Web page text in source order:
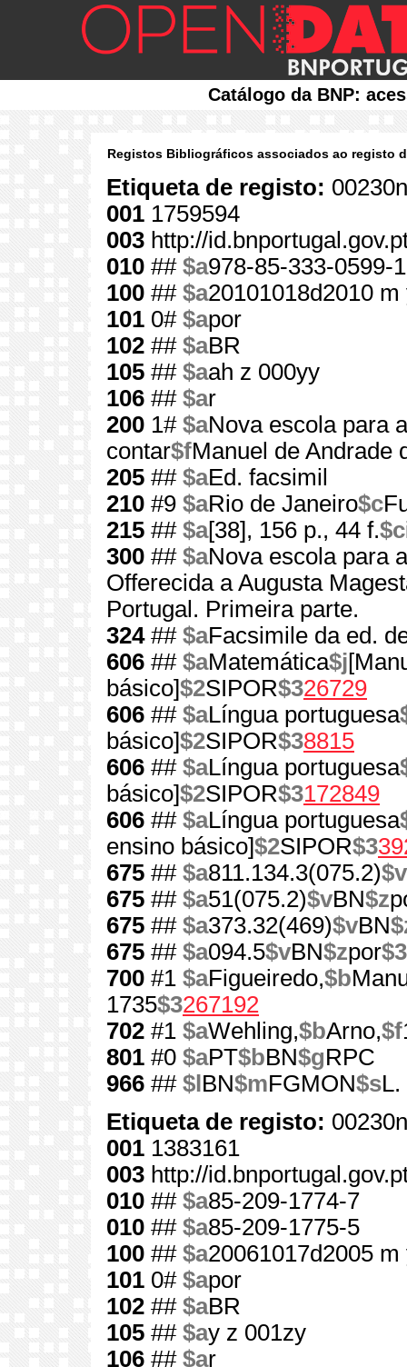
Catálogo da BNP:
Registos Bibliográficos associados ao registo
Etiqueta de registo:
001 1759594
003 http://
010 ## $a978-85-333-0599-1
100 ## $a20101018d2010
101 0# $apor
102 ## $aBR
105 ## $aah z 000yy
106 ## $ar
200 1# $aNova escola para
contar$fManuel de Andrade
205 ## $aEd. facsimil
210 #9 $aRio de Janeiro$c
215 ## $a[38], 156 p., 44 f.$c
300 ## $aNova escola para
Offerecida a Augusta
Portugal. Primeira parte.
324## $aFacsimile da ed.
606 ## $aMatemática$j
básico]$2SIPOR$326729
606 ## $aLíngua portuguesa
básico]$2SIPOR$38815
606 ## $aLíngua portuguesa
básico]$2SIPOR$3172849
606 ## $aLíngua portuguesa
ensino básico]$2SIPOR$3
675 ## $a811.134.3(075.2)$v
675 ## $a51(075.2)$vBN$z
675 ## $a373.32(469)$vBN
675 ## $a094.5$vBN$zpor$3
700 #1 $aFigueiredo,$b
1735$3267192
702 #1 $aWehling,$bArno,$f
801 #0 $aPT$bBN$gRPC
966 ## $l BN$mFGMON$sL.
Etiqueta de registo:
001 1383161
003 http://
010 ## $a85-209-1774-7
010 ## $a85-209-1775-5
100 ## $a20061017d2005
101 0# $apor
102 ## $aBR
105 ## $ay z 001zy
106 ## $ar